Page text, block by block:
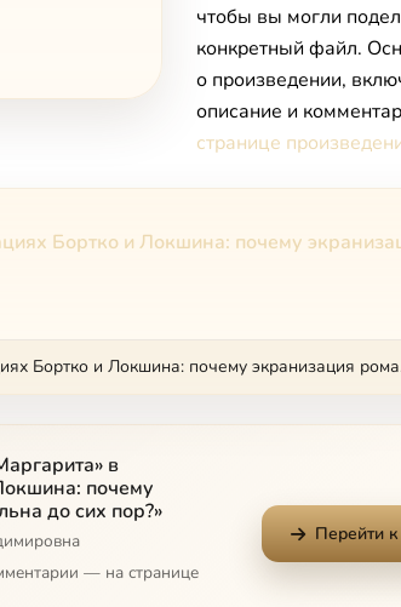
чтобы вы могли
конкретный файл.
о произведении,
описание и
странице
Бортко и Локшина: почему
в
почему
до сих пор?»
— на странице
Перейти